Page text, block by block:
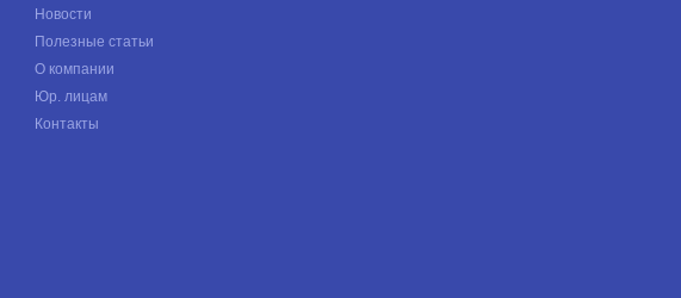
Новости
Полезные статьи
О компании
Юр. лицам
Контакты